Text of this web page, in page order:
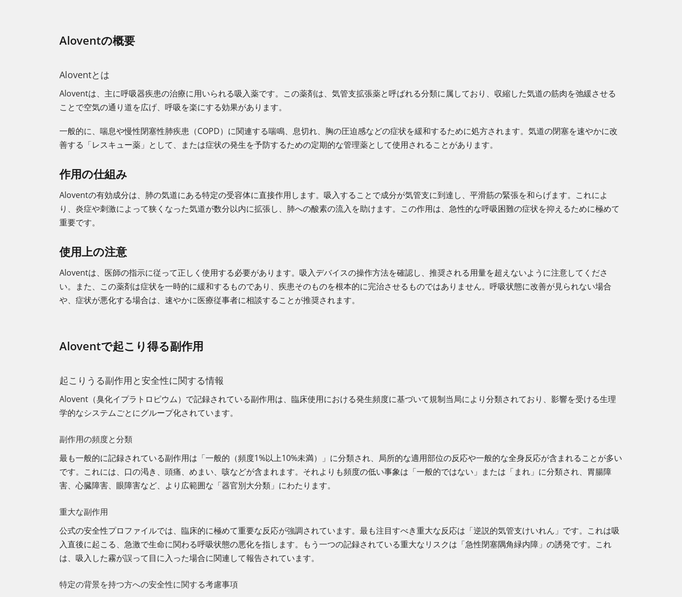
Aloventの概要
Aloventとは
Aloventは、主に呼吸器疾患の治療に用いられる吸入薬です。この薬剤は、気管支拡張薬と呼ばれる分類に属しており、収縮した気道の筋肉を弛緩させる
ことで空気の通り道を広げ、呼吸を楽にする効果があります。
一般的に、喘息や慢性閉塞性肺疾患（COPD）に関連する喘鳴、息切れ、胸の圧迫感などの症状を緩和するために処方されます。気道の閉塞を速やかに改
善する「レスキュー薬」として、または症状の発生を予防するための定期的な管理薬として使用されることがあります。
作用の仕組み
Aloventの有効成分は、肺の気道にある特定の受容体に直接作用します。吸入することで成分が気管支に到達し、平滑筋の緊張を和らげます。これによ
り、炎症や刺激によって狭くなった気道が数分以内に拡張し、肺への酸素の流入を助けます。この作用は、急性的な呼吸困難の症状を抑えるために極めて
重要です。
使用上の注意
Aloventは、医師の指示に従って正しく使用する必要があります。吸入デバイスの操作方法を確認し、推奨される用量を超えないように注意してくださ
い。また、この薬剤は症状を一時的に緩和するものであり、疾患そのものを根本的に完治させるものではありません。呼吸状態に改善が見られない場合
や、症状が悪化する場合は、速やかに医療従事者に相談することが推奨されます。
Aloventで起こり得る副作用
起こりうる副作用と安全性に関する情報
Alovent（臭化イプラトロピウム）で記録されている副作用は、臨床使用における発生頻度に基づいて規制当局により分類されており、影響を受ける生理
学的なシステムごとにグループ化されています。
副作用の頻度と分類
最も一般的に記録されている副作用は「一般的（頻度1%以上10%未満）」に分類され、局所的な適用部位の反応や一般的な全身反応が含まれることが多い
です。これには、口の渇き、頭痛、めまい、咳などが含まれます。それよりも頻度の低い事象は「一般的ではない」または「まれ」に分類され、胃腸障
害、心臓障害、眼障害など、より広範囲な「器官別大分類」にわたります。
重大な副作用
公式の安全性プロファイルでは、臨床的に極めて重要な反応が強調されています。最も注目すべき重大な反応は「逆説的気管支けいれん」です。これは吸
入直後に起こる、急激で生命に関わる呼吸状態の悪化を指します。もう一つの記録されている重大なリスクは「急性閉塞隅角緑内障」の誘発です。これ
は、吸入した霧が誤って目に入った場合に関連して報告されています。
特定の背景を持つ方への安全性に関する考慮事項